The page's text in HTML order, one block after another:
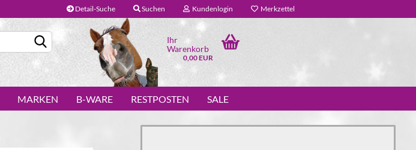
Detail-Suche Suchen Kundenlogin Merkzettel
Ihr
Warenkorb
0,00 EUR
MARKEN B-WARE RESTPOSTEN SALE